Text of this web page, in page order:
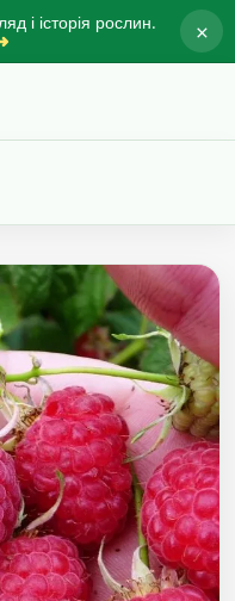
і історія рослин. ×